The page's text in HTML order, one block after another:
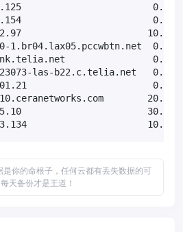
0.0%
0.0%
10.0%
1.br04.lax05.pccwbtn.net  0.0%
0.0%
las-b22.c.telia.net   0.0%
0.0%
30.0%
10.0%
是你的命根子，任何云都有丢失数据的可
天备份才是王道！